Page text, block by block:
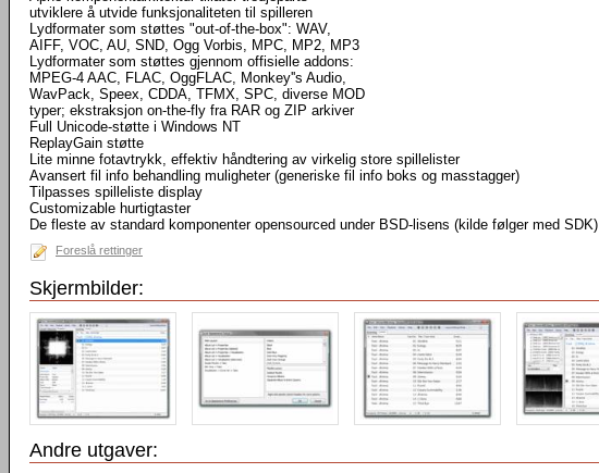
utviklere å utvide funksjonaliteten til spilleren
Lydformater som støttes "out-of-the-box": WAV,
AIFF, VOC, AU, SND, Ogg Vorbis, MPC, MP2, MP3
Lydformater som støttes gjennom offisielle addons:
MPEG-4 AAC, FLAC, OggFLAC, Monkey''s Audio,
WavPack, Speex, CDDA, TFMX, SPC, diverse MOD
typer; ekstraksjon on-the-fly fra RAR og ZIP arkiver
Full Unicode-støtte i Windows NT
ReplayGain støtte
Lite minne fotavtrykk, effektiv håndtering av virkelig store spillelister
Avansert fil info behandling muligheter (generiske fil info boks og masstagger)
Tilpasses spilleliste display
Customizable hurtigtaster
De fleste av standard komponenter opensourced under BSD-lisens (kilde følger med SDK)
Foreslå rettinger
Skjermbilder:
Andre utgaver: